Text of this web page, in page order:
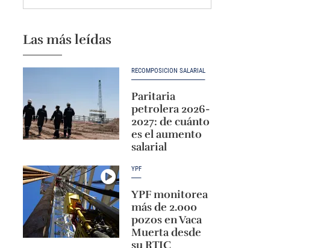
Las más leídas
RECOMPOSICIÓN SALARIAL
Paritaria
petrolera 2026-
2027: de cuánto
es el aumento
salarial
YPF
YPF monitorea
más de 2.000
pozos en Vaca
Muerta desde
su RTIC